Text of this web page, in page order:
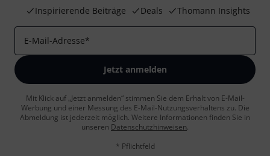
Inspirierende Beiträge
Deals Thomann Insights
E-Mail-Adresse*
Jetzt anmelden
Mit Klick auf „Jetzt anmelden“ stimmen Sie dem Erhalt von E-Mail-
Werbung und einer Messung des E-Mail-Nutzungsverhaltens zu. Die
Abmeldung ist jederzeit möglich. Weitere Informationen finden Sie in
unseren Datenschutzhinweisen.
* Pflichtfeld